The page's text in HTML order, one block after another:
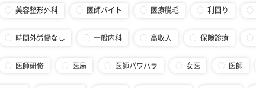
美容整形外科 医師バイト 医療脱毛 利回り
時間外労働なし 一般内科 高収入 保険診療
医師研修 医局 医師パワハラ 女医 医師